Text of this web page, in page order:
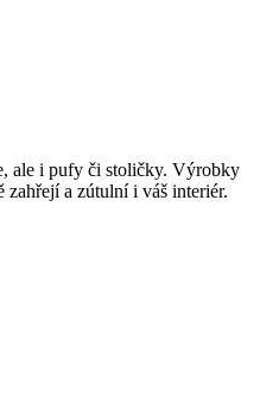
ale i pufy či stoličky. Výrobky
zahřejí a zútulní i váš interiér.